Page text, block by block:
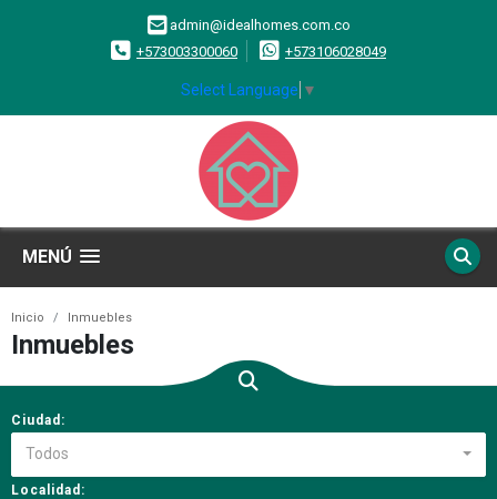
admin@idealhomes.com.co
+573003300060
+573106028049
Select Language ▼
MENÚ
Inicio Inmuebles
Inmuebles
Ciudad:
Todos
Localidad: